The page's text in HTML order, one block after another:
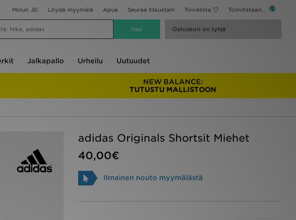
Minun JD Löydä myymälä Apua Seuraa tilaustani Toivelista Toimitetaan...
Ostoskori on tyhjä
Jalkapallo Urheilu Uutuudet
NEW BALANCE:
TUTUSTU MALLISTOON
adidas Originals Shortsit Miehet
40,00€
Ilmainen nouto myymälästä